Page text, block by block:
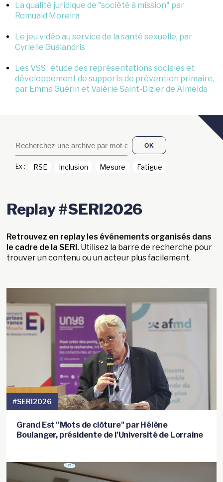
La qualité juridique de "société à mission" par
Romuald Moreira
Le jeu vidéo au service de la santé sexuelle, par
Cyrielle Gualandris
Les VSS : étude des représentations sociales et
développement de supports de prévention primaire,
par Emma Guérin et Valérie Saint-Dizier de Almeida
Ex : RSE Inclusion Mesure Fatigue
Replay #SERI2026
Retrouvez en replay les événements organisés dans
le cadre de la SERI. Utilisez la barre de recherche pour
trouver un contenu ou un acteur plus facilement.
#SERI2026
Grand Est ''Mots de clôture'' par Hélène
Boulanger, présidente de l’Université de Lorraine